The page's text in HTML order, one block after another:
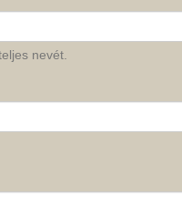
nevét.